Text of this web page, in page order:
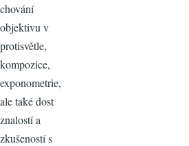
chování
objektivu v
protisvětle,
kompozice,
exponometrie,
ale také dost
znalostí a
zkušeností s